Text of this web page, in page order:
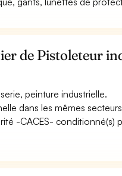
de Pistoleteur
peinture industrielle.
dans les mêmes
-CACES- conditionné(s)